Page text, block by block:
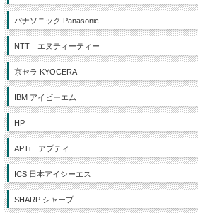
パナソニック Panasonic
NTT エヌティーティー
京セラ KYOCERA
IBM アイビーエム
HP
APTi アプティ
ICS 日本アイシーエス
SHARP シャープ